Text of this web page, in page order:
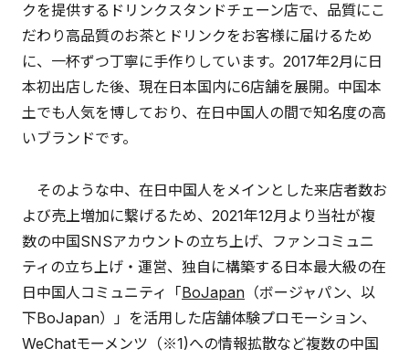
クを提供するドリンクスタンドチェーン店で、品質にこ
だわり高品質のお茶とドリンクをお客様に届けるため
に、一杯ずつ丁寧に手作りしています。2017年2月に日
本初出店した後、現在日本国内に6店舗を展開。中国本
土でも人気を博しており、在日中国人の間で知名度の高
いブランドです。
そのような中、在日中国人をメインとした来店者数お
よび売上増加に繋げるため、2021年12月より当社が複
数の中国SNSアカウントの立ち上げ、ファンコミュニ
ティの立ち上げ・運営、独自に構築する日本最大級の在
日中国人コミュニティ「BoJapan （ボージャパン、以
下BoJapan）」を活用した店舗体験プロモーション、
WeChatモーメンツ（※1)への情報拡散など複数の中国